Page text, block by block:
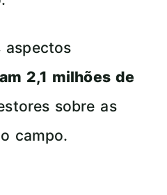
aspectos
2,1 milhões de
sobre as
campo.